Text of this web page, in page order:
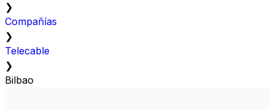
❯
Compañías
❯
Telecable
❯
Bilbao